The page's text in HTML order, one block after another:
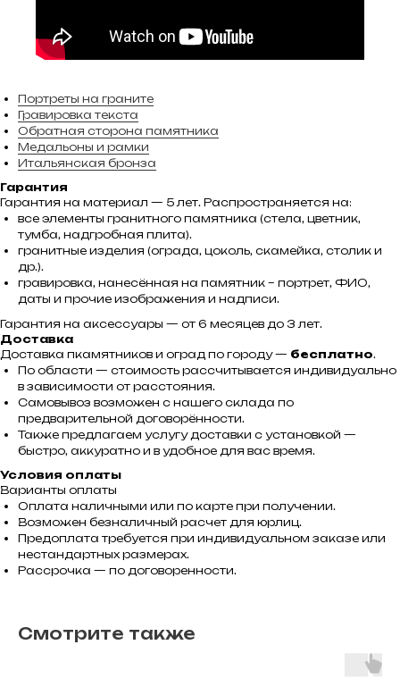
Портреты на граните
Гравировка текста
Обратная сторона памятника
Медальоны и рамки
Итальянская бронза
Гарантия
Гарантия на материал — 5 лет. Распространяется на:
все элементы гранитного памятника (стела, цветник,
тумба, надгробная плита).
гранитные изделия (ограда, цоколь, скамейка, столик и
др.).
гравировка, нанесённая на памятник – портрет, ФИО,
даты и прочие изображения и надписи.
Гарантия на аксессуары — от 6 месяцев до 3 лет.
Доставка
Доставка пкамятников и оград по городу — бесплатно.
По области — стоимость рассчитывается индивидуально
в зависимости от расстояния.
Самовывоз возможен с нашего склада по
предварительной договорённости.
Также предлагаем услугу доставки с установкой —
быстро, аккуратно и в удобное для вас время.
Условия оплаты
Варианты оплаты
Оплата наличными или по карте при получении.
Возможен безналичный расчет для юрлиц.
Предоплата требуется при индивидуальном заказе или
нестандартных размерах.
Рассрочка — по договоренности.
Смотрите также